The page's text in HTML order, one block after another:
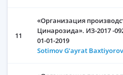
11
«Организация
Цинарозида». ИЗ-2017 -
01-01-2019
Sotimov G‘ayrat